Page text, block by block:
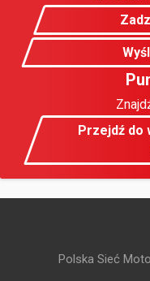
Przejdź do
Polska Sieć